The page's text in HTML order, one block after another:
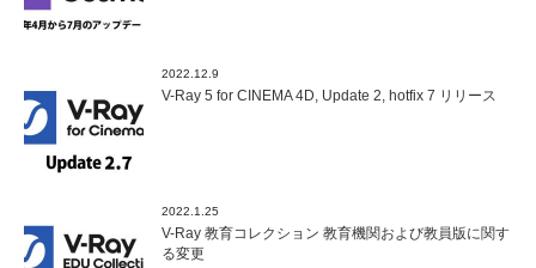
2022.12.9
V-Ray 5 for CINEMA 4D, Update 2, hotfix 7 リリース
2022.1.25
V-Ray 教育コレクション 教育機関および教員版に関す
る変更